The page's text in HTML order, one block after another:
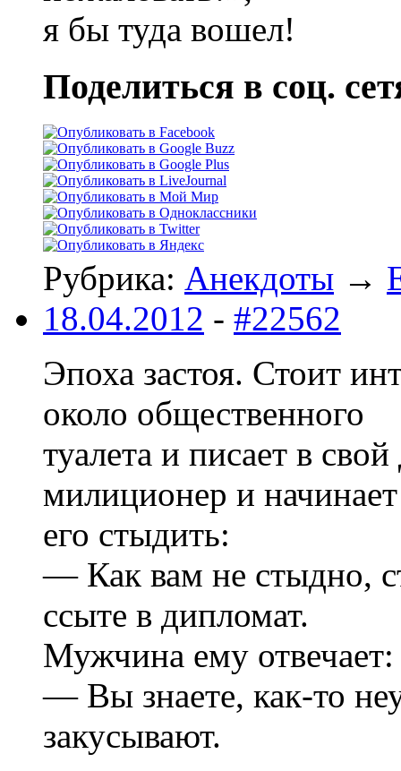
я бы туда вошел!
Поделиться в соц.
Рубрика: Анекдоты →
18.04.2012 - #22562
Эпоха застоя. Стоит
около общественного
туалета и писает в
милиционер и начинает
его стыдить:
— Как вам не стыдно,
ссыте в дипломат.
Мужчина ему отвечает:
— Вы знаете, как-то
закусывают.